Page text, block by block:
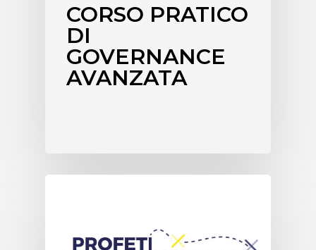
CORSO PRATICO
DI
GOVERNANCE
AVANZATA